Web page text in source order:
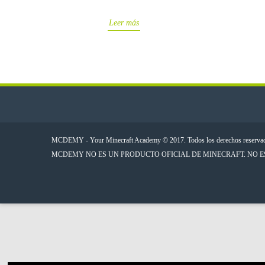
Leer más
MCDEMY - Your Minecraft Academy © 2017. Todos los derechos
MCDEMY NO ES UN PRODUCTO OFICIAL DE MINECRAFT. NO